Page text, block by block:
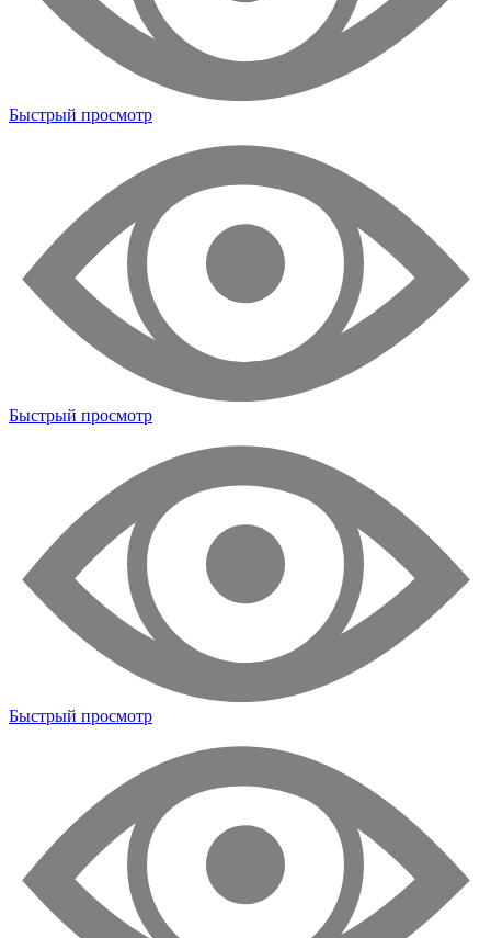
Быстрый просмотр
Быстрый просмотр
Быстрый просмотр